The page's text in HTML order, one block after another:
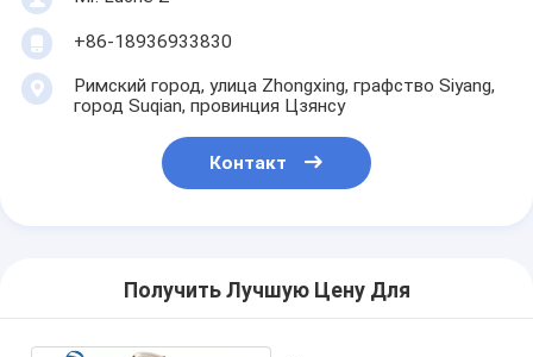
+86-18936933830
Римский город, улица Zhongxing, графство Siyang,
город Suqian, провинция Цзянсу
Контакт
Получить Лучшую Цену Для